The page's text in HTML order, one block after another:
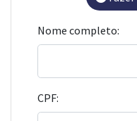
Nome completo:
CPF: